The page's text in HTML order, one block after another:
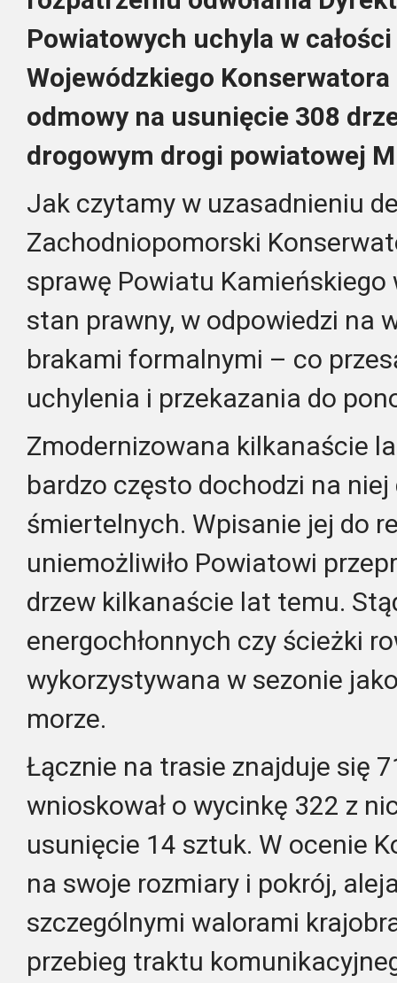
Powiatowych uchyla w
Wojewódzkiego
odmowy na usunięcie 308
drogowym drogi powiatowej
Jak czytamy w uzasadnieniu
Zachodniopomorski
sprawę Powiatu
stan prawny, w odpowiedzi na
brakami formalnymi – co
uchylenia i przekazania do
Zmodernizowana kilkanaście
bardzo często dochodzi na
śmiertelnych. Wpisanie jej do
uniemożliwiło Powiatowi
drzew kilkanaście lat temu.
energochłonnych czy ścieżki
wykorzystywana w sezonie
morze.
Łącznie na trasie znajduje się
wnioskował o wycinkę 322 z
usunięcie 14 sztuk. W ocenie
na swoje rozmiary i pokrój,
szczególnymi walorami
przebieg traktu